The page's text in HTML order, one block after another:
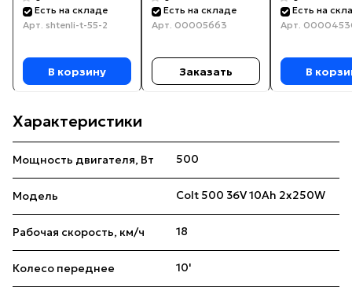
Есть на складе
Арт. shtenli-t-55-2
В корзину
Есть на складе
Арт. 00005663
Заказать
Есть на
Арт.
В
Характеристики
Мощность двигателя, Вт 500
Модель Colt 500 36V 10Ah 2x250W
Рабочая скорость, км/ч 18
Колесо переднее 10'